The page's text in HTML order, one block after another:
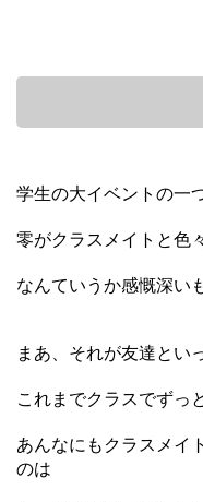
学生の大イベントの一
零がクラスメイトと色
なんていうか感慨深い
まあ、それが友達とい
これまでクラスでずっ
あんなにもクラスメイ
のは